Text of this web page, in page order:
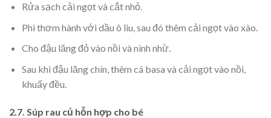
Rửa sạch cải ngọt và cắt nhỏ.
Phi thơm hành với dầu ô liu, sau đó thêm cải ngọt vào xào.
Cho đậu lăng đỏ vào nồi và ninh nhừ.
Sau khi đậu lăng chín, thêm cá basa và cải ngọt vào nồi,
khuấy đều.
2.7. Súp rau củ hỗn hợp cho bé